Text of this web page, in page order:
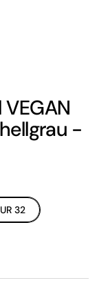
VEGAN
-
32